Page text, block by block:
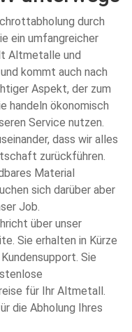
durch
ein umfangreicher
Altmetalle und
kommt auch nach
Aspekt, der zum
handeln ökonomisch
Service nutzen.
dass wir alles
zurückführen.
Material
sich darüber aber
Job.
über unser
Sie erhalten in Kürze
Sie
für Ihr Altmetall.
die Abholung Ihres